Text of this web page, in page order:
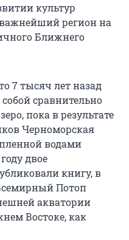
культур
регион на
Ближнего
7 тысяч лет назад
сравнительно
пока в результате
Черноморская
водами
двое
книгу, в
Потоп
акватории
Востоке, как